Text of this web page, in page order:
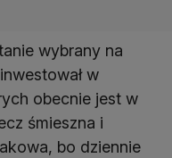
wybrany na
w
obecnie jest w
śmieszna i
bo dziennie